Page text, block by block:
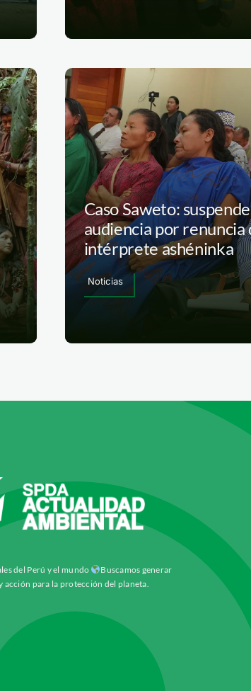
Caso Saweto:
audiencia por renuncia
intérprete ashéninka
Noticias
del Perú y el mundo
Buscamos generar
acción para la protección del planeta.